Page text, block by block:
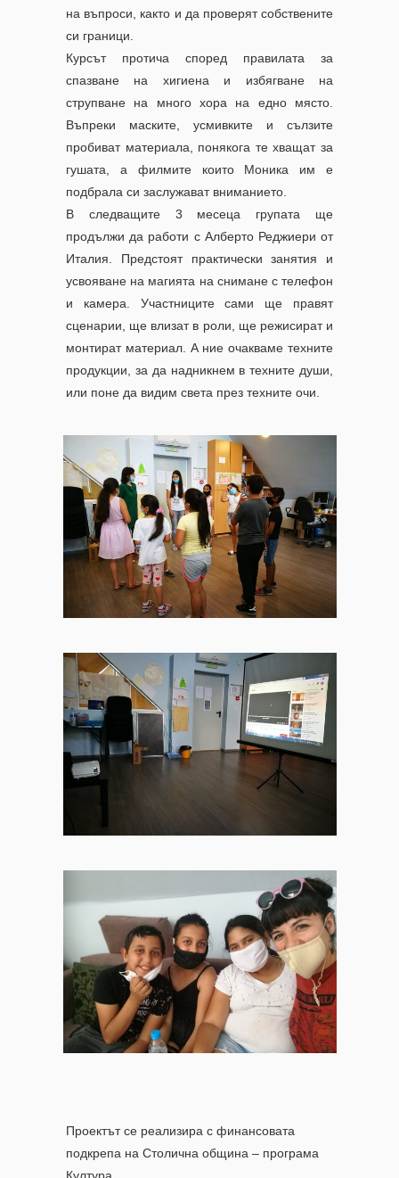
на въпроси, както и да проверят собствените
си граници.
Курсът протича според правилата за
спазване на хигиена и избягване на
струпване на много хора на едно място.
Въпреки маските, усмивките и сълзите
пробиват материала, понякога те хващат за
гушата, а филмите които Моника им е
подбрала си заслужават вниманието.
В следващите 3 месеца групата ще
продължи да работи с Алберто Реджиери от
Италия. Предстоят практически занятия и
усвояване на магията на снимане с телефон
и камера. Участниците сами ще правят
сценарии, ще влизат в роли, ще режисират и
монтират материал. А ние очакваме техните
продукции, за да надникнем в техните души,
или поне да видим света през техните очи.
Проектът се реализира с финансовата
подкрепа на Столична община – програма